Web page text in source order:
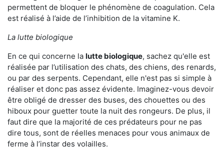
permettent de bloquer le phénomène de coagulation. Cela
est réalisé à l’aide de l’inhibition de la vitamine K.
La lutte biologique
En ce qui concerne la lutte biologique, sachez qu'elle est
réalisée par l’utilisation des chats, des chiens, des renards,
ou par des serpents. Cependant, elle n'est pas si simple à
réaliser et donc pas assez évidente. Imaginez-vous devoir
être obligé de dresser des buses, des chouettes ou des
hiboux pour guetter toute la nuit des rongeurs. De plus, il
faut dire que la majorité de ces prédateurs pour ne pas
dire tous, sont de réelles menaces pour vous animaux de
ferme à l’instar des volailles.